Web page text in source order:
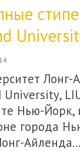
Лонг-
University,
Нью-
города